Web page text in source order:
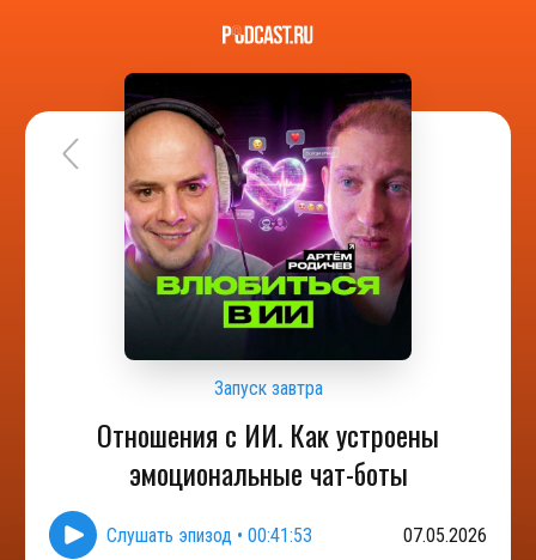
Запуск завтра
Отношения с ИИ. Как устроены
эмоциональные чат-боты
Слушать эпизод • 00:41:53 07.05.2026